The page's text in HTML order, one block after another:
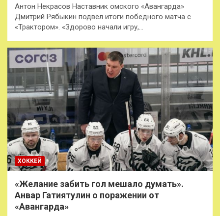
Антон Некрасов Наставник омского «Авангарда»
Дмитрий Рябыкин подвёл итоги победного матча с
«Трактором». «Здорово начали игру,…
ХОККЕЙ
«Желание забить гол мешало думать».
Анвар Гатиятулин о поражении от
«Авангарда»